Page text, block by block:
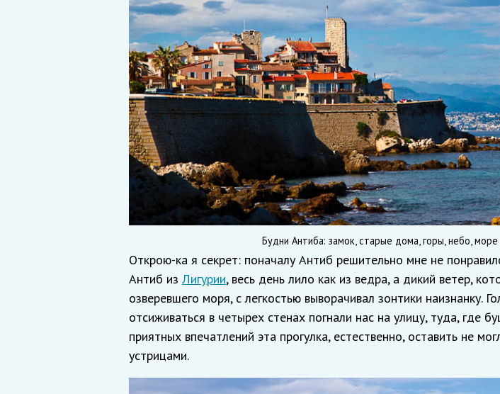
Будни Антиба: замок, старые дома, горы, небо,
Открою-ка я секрет: поначалу Антиб решительно мне не
Антиб из Лигурии, весь день лило как из ведра, а дикий ветер,
озверевшего моря, с легкостью выворачивал зонтики наизнанку.
отсиживаться в четырех стенах погнали нас на улицу, туда, где
приятных впечатлений эта прогулка, естественно, оставить не
устрицами.